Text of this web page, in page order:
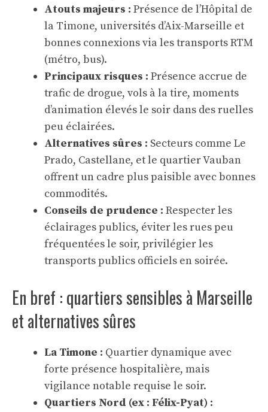
Atouts majeurs : Présence de l’Hôpital de
la Timone, universités d’Aix-Marseille et
bonnes connexions via les transports RTM
(métro, bus).
Principaux risques : Présence accrue de
trafic de drogue, vols à la tire, moments
d’animation élevés le soir dans des ruelles
peu éclairées.
Alternatives sûres : Secteurs comme Le
Prado, Castellane, et le quartier Vauban
offrent un cadre plus paisible avec bonnes
commodités.
Conseils de prudence : Respecter les
éclairages publics, éviter les rues peu
fréquentées le soir, privilégier les
transports publics officiels en soirée.
En bref : quartiers sensibles à Marseille
et alternatives sûres
La Timone : Quartier dynamique avec
forte présence hospitalière, mais
vigilance notable requise le soir.
Quartiers Nord (ex : Félix-Pyat) :